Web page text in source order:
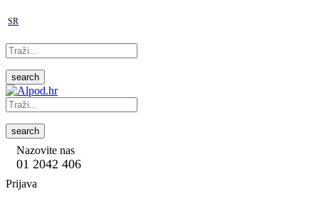
SR
search
search
Nazovite nas
01 2042 406
Prijava